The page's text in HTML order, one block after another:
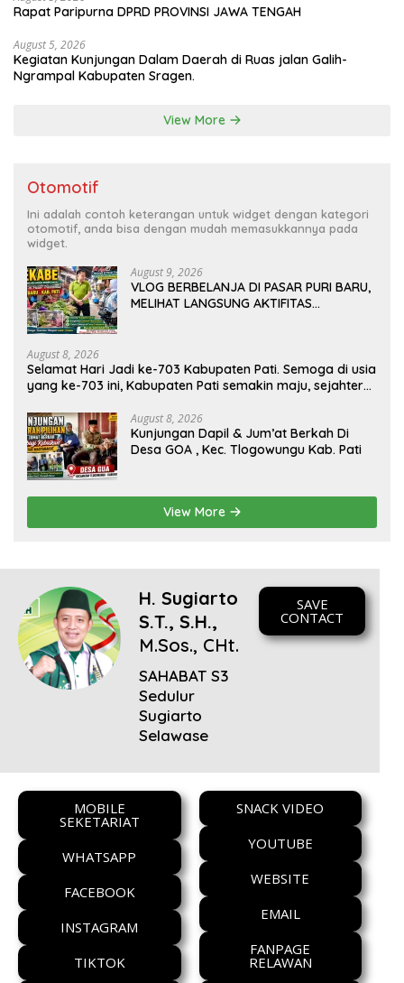
Rapat Paripurna DPRD PROVINSI JAWA TENGAH
August 5, 2026
Kegiatan Kunjungan Dalam Daerah di Ruas jalan Galih-
Ngrampal Kabupaten Sragen.
View More
Otomotif
Ini adalah contoh keterangan untuk widget dengan kategori
otomotif, anda bisa dengan mudah memasukkannya pada
widget.
August 9, 2026
VLOG BERBELANJA DI PASAR PURI BARU,
MELIHAT LANGSUNG AKTIFITAS
August 8, 2026
Selamat Hari Jadi ke-703 Kabupaten Pati. Semoga di usia
yang ke-703 ini, Kabupaten Pati semakin maju, sejahtera,
kesejahteraan bagi seluruh masyarakatnya. Semoga
sinergi dan kolaborasi yang telah terjalin semakin kuat
demi mewujudkan pembangunan yang berkelanjutan.
Dirgahayu Kabupaten Pati ke-703. Salam sedulur Pati
Selawase. Facebook
August 8, 2026
Kunjungan Dapil & Jum’at Berkah Di
Desa GOA , Kec. Tlogowungu Kab. Pati
View More
H. Sugiarto
S.T., S.H.,
M.Sos., CHt.
SAHABAT S3
Sedulur
Sugiarto
Selawase
SAVE
CONTACT
MOBILE
SEKETARIAT
WHATSAPP
FACEBOOK
INSTAGRAM
TIKTOK
SNACK VIDEO
YOUTUBE
WEBSITE
EMAIL
FANPAGE
RELAWAN